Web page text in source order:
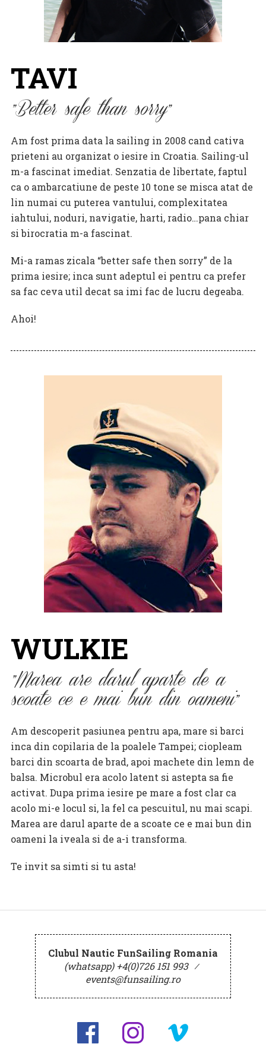
TAVI
Better safe than sorry
Am fost prima data la sailing in 2008 cand cativa
prieteni au organizat o iesire in Croatia. Sailing-ul
m-a fascinat imediat. Senzatia de libertate, faptul
ca o ambarcatiune de peste 10 tone se misca atat de
lin numai cu puterea vantului, complexitatea
iahtului, noduri, navigatie, harti, radio…pana chiar
si birocratia m-a fascinat.
Mi-a ramas zicala “better safe then sorry” de la
prima iesire; inca sunt adeptul ei pentru ca prefer
sa fac ceva util decat sa imi fac de lucru degeaba.
Ahoi!
WULKIE
Marea are darul aparte de a
scoate ce e mai bun din oameni
Am descoperit pasiunea pentru apa, mare si barci
inca din copilaria de la poalele Tampei; ciopleam
barci din scoarta de brad, apoi machete din lemn de
balsa. Microbul era acolo latent si astepta sa fie
activat. Dupa prima iesire pe mare a fost clar ca
acolo mi-e locul si, la fel ca pescuitul, nu mai scapi.
Marea are darul aparte de a scoate ce e mai bun din
oameni la iveala si de a-i transforma.
Te invit sa simti si tu asta!
Clubul Nautic FunSailing Romania
(whatsapp) +4(0)726 151 993 ⁄
events@funsailing.ro